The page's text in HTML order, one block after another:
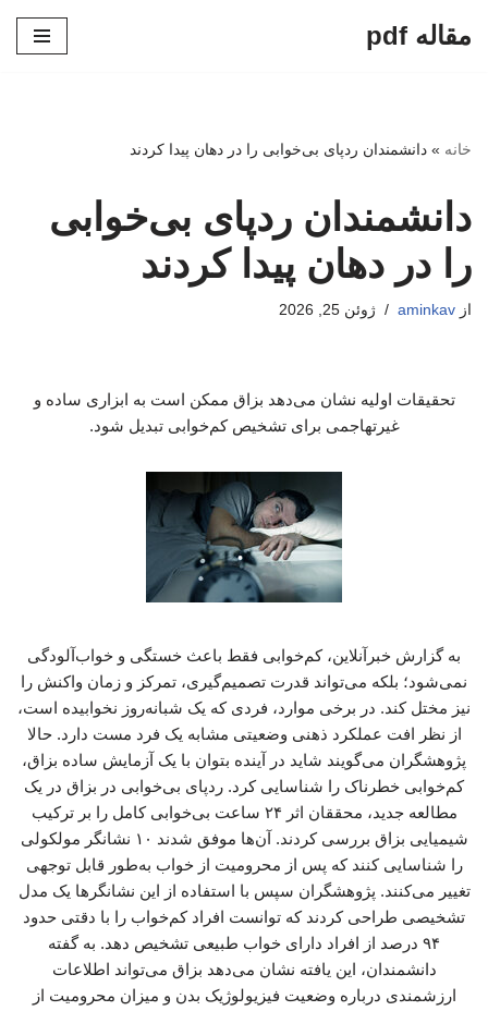
مقاله pdf
خانه » دانشمندان ردپای بی‌خوابی را در دهان پیدا کردند
دانشمندان ردپای بی‌خوابی
را در دهان پیدا کردند
از aminkav ژوئن 25, 2026
تحقیقات اولیه نشان می‌دهد بزاق ممکن است به ابزاری ساده و
غیرتهاجمی برای تشخیص کم‌خوابی تبدیل شود.
به گزارش خبرآنلاین، کم‌خوابی فقط باعث خستگی و خواب‌آلودگی
نمی‌شود؛ بلکه می‌تواند قدرت تصمیم‌گیری، تمرکز و زمان واکنش را
نیز مختل کند. در برخی موارد، فردی که یک شبانه‌روز نخوابیده است،
از نظر افت عملکرد ذهنی وضعیتی مشابه یک فرد مست دارد. حالا
پژوهشگران می‌گویند شاید در آینده بتوان با یک آزمایش ساده بزاق،
کم‌خوابی خطرناک را شناسایی کرد. ردپای بی‌خوابی در بزاق در یک
مطالعه جدید، محققان اثر ۲۴ ساعت بی‌خوابی کامل را بر ترکیب
شیمیایی بزاق بررسی کردند. آن‌ها موفق شدند ۱۰ نشانگر مولکولی
را شناسایی کنند که پس از محرومیت از خواب به‌طور قابل توجهی
تغییر می‌کنند. پژوهشگران سپس با استفاده از این نشانگرها یک مدل
تشخیصی طراحی کردند که توانست افراد کم‌خواب را با دقتی حدود
۹۴ درصد از افراد دارای خواب طبیعی تشخیص دهد. به گفته
دانشمندان، این یافته نشان می‌دهد بزاق می‌تواند اطلاعات
ارزشمندی درباره وضعیت فیزیولوژیک بدن و میزان محرومیت از